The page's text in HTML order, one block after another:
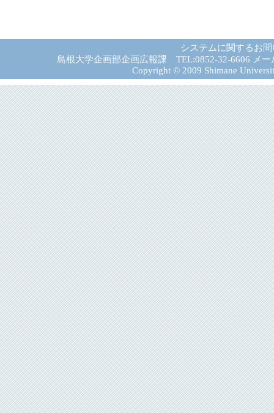
システムに関するお
島根大学企画部企画広報課 TEL:0852-32-6606 メー
Copyright © 2009 Shimane